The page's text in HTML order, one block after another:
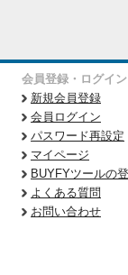
会員登録・ログイン
新規会員登録
会員ログイン
パスワード再設定
マイページ
BUYFYツールの
よくある質問
お問い合わせ